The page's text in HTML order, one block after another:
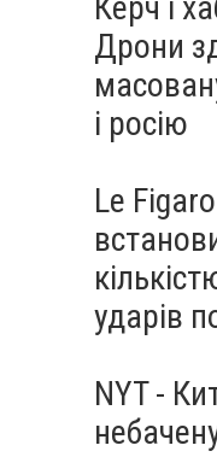
Дрони
і росію
Le
ударів
NYT -